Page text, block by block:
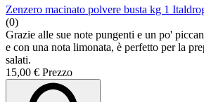
Zenzero macinato polvere busta kg 1
(0)
Grazie alle sue note pungenti e un po'
e con una nota limonata, è perfetto per la
salati.
15,00 € Prezzo